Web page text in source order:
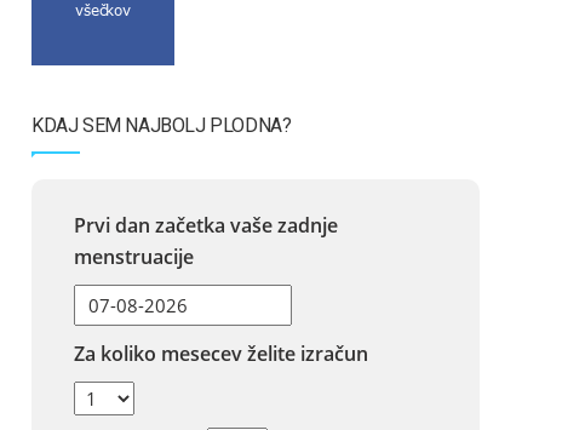
všečkov
KDAJ SEM NAJBOLJ PLODNA?
Prvi dan začetka vaše zadnje
menstruacije
Za koliko mesecev želite izračun